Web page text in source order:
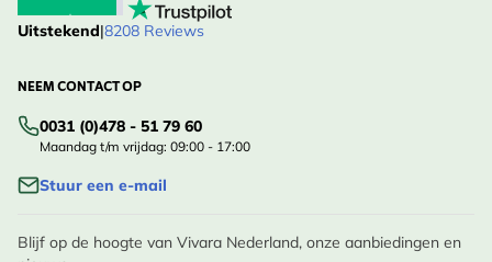
Uitstekend|8208 Reviews
NEEM CONTACT OP
0031 (0)478 - 51 79 60
Maandag t/m vrijdag: 09:00 - 17:00
Stuur een e-mail
Blijf op de hoogte van Vivara Nederland, onze aanbiedingen en